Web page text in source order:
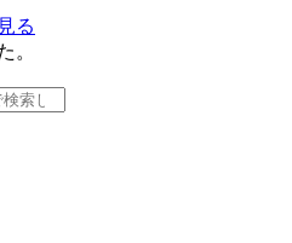
る
。